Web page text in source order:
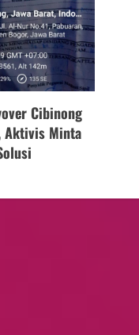
Cibinong
Aktivis Minta